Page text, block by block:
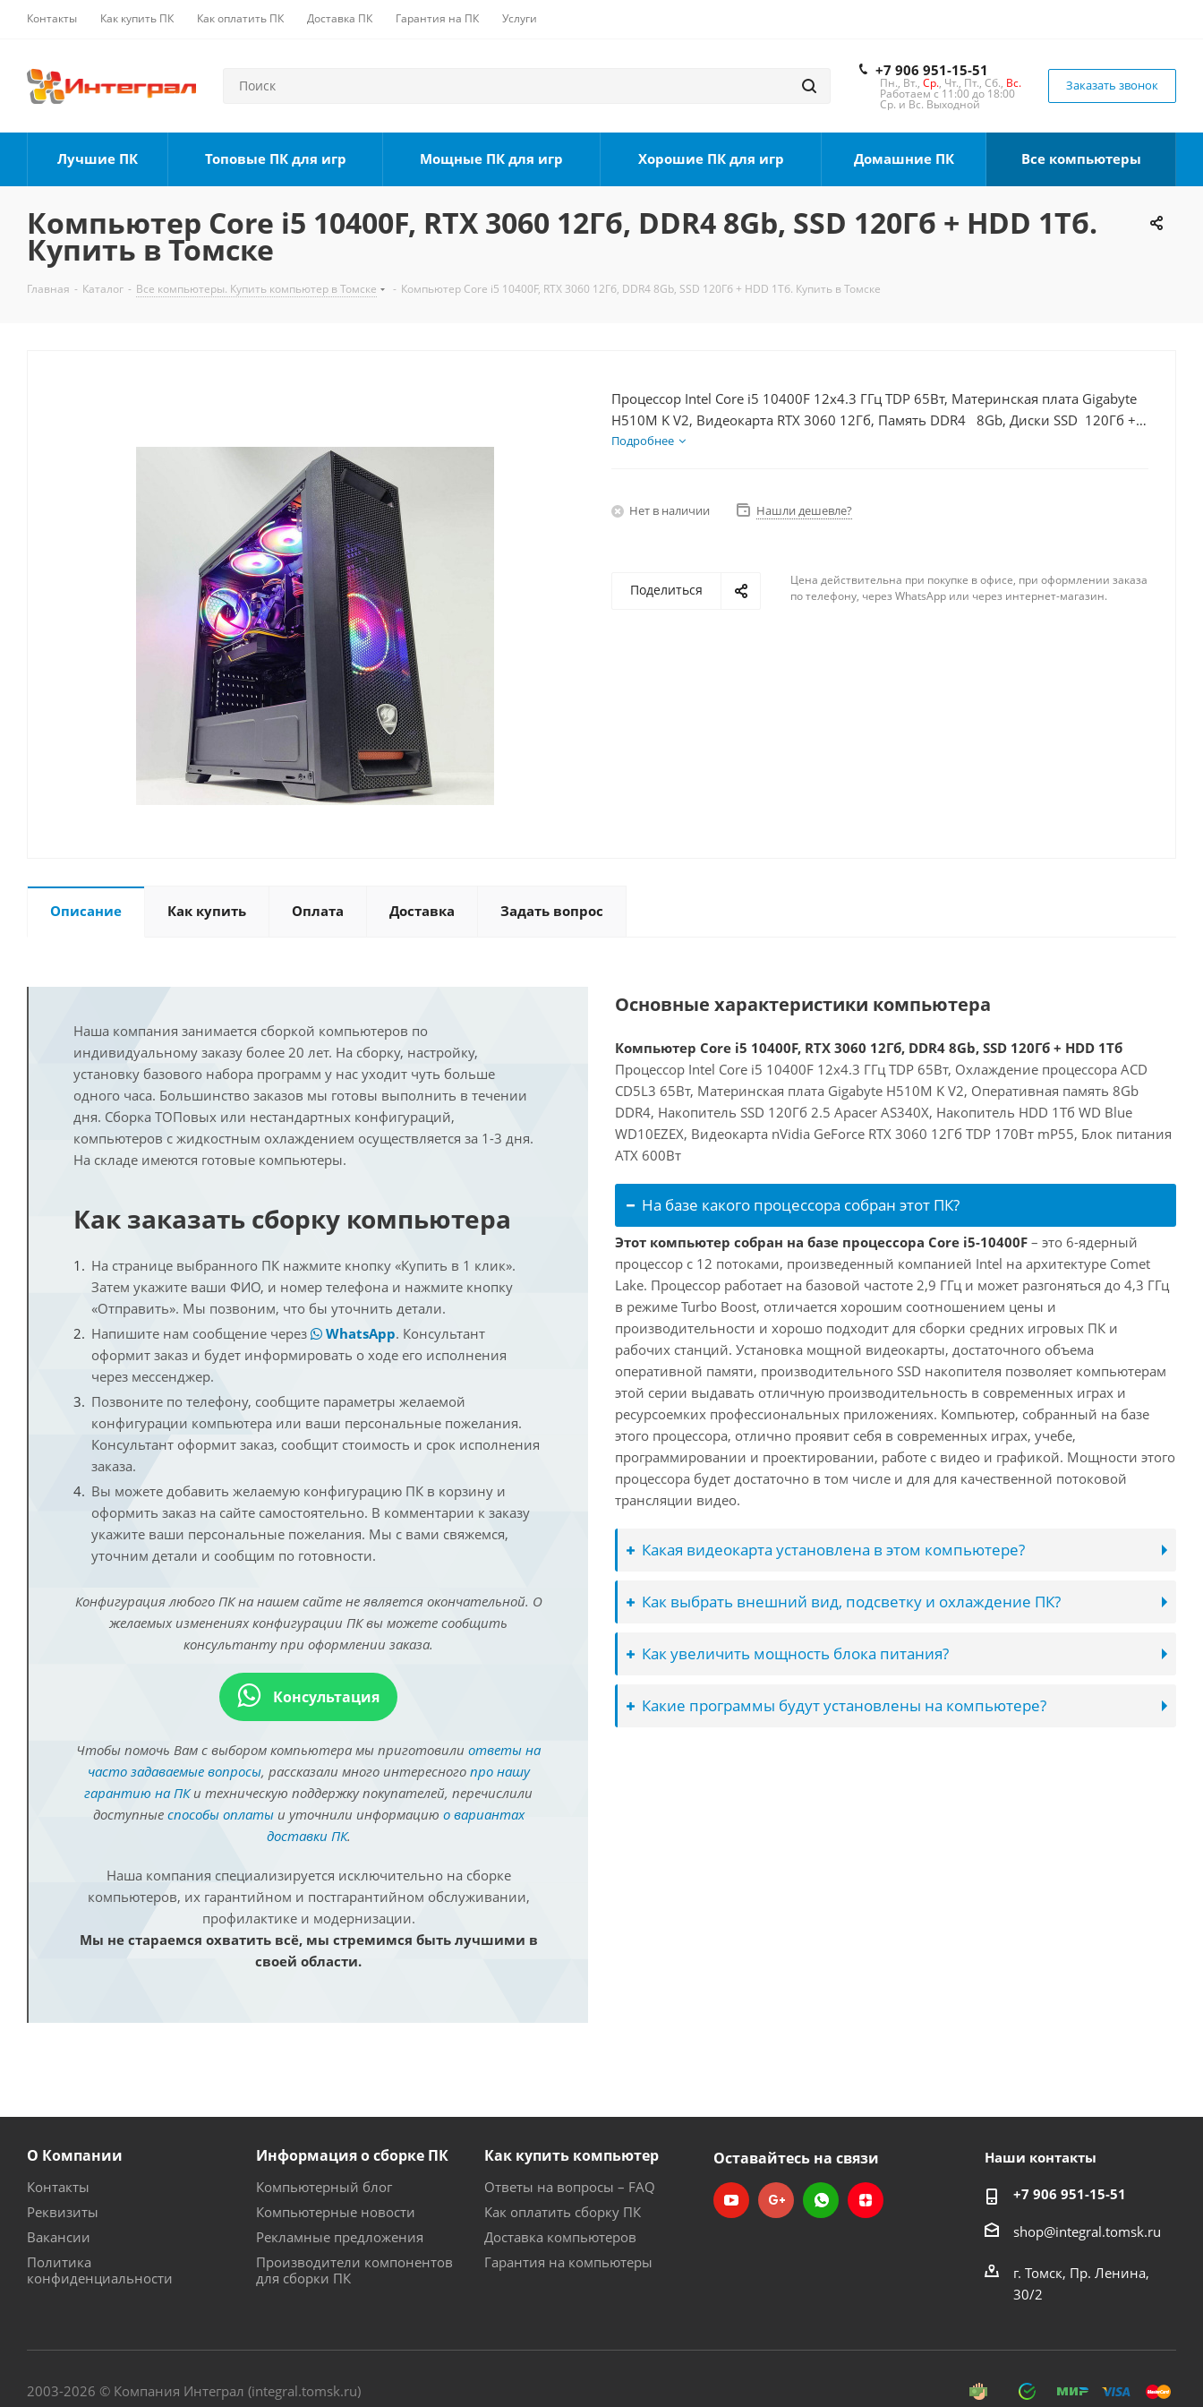
Контакты Как купить ПК Как оплатить ПК Доставка ПК Гарантия на ПК Услуги
+7 906 951-15-51
Пн., Вт., Ср., Чт., Пт., Сб., Вс.
Работаем с 11:00 до 18:00
Ср. и Вс. Выходной
Заказать звонок
Лучшие ПК Топовые ПК для игр Мощные ПК для игр Хорошие ПК для игр Домашние ПК Все компьютеры
Компьютер Core i5 10400F, RTX 3060 12Гб, DDR4 8Gb, SSD 120Гб + HDD 1Тб.
Купить в Томске
Главная - Каталог - Все компьютеры. Купить компьютер в Томске - Компьютер Core i5 10400F, RTX 3060 12Гб, DDR4 8Gb, SSD 120Гб + HDD 1Тб. Купить в Томске
Процессор Intel Core i5 10400F 12x4.3 ГГц TDP 65Вт, Материнская плата Gigabyte
H510M K V2, Видеокарта RTX 3060 12Гб, Память DDR4 8Gb, Диски SSD 120Гб +
HDD 1Тб, БП 600Вт
Подробнее
Нет в наличии Нашли дешевле?
Поделиться
Цена действительна при покупке в офисе, при оформлении заказа
по телефону, через WhatsApp или через интернет-магазин.
Описание Как купить Оплата Доставка Задать вопрос
Наша компания занимается сборкой компьютеров по
индивидуальному заказу более 20 лет. На сборку, настройку,
установку базового набора программ у нас уходит чуть больше
одного часа. Большинство заказов мы готовы выполнить в течении
дня. Сборка ТОПовых или нестандартных конфигураций,
компьютеров с жидкостным охлаждением осуществляется за 1-3 дня.
На складе имеются готовые компьютеры.
Как заказать сборку компьютера
На странице выбранного ПК нажмите кнопку «Купить в 1 клик».
Затем укажите ваши ФИО, и номер телефона и нажмите кнопку
«Отправить». Мы позвоним, что бы уточнить детали.
Напишите нам сообщение через
WhatsApp. Консультант
оформит заказ и будет информировать о ходе его исполнения
через мессенджер.
Позвоните по телефону, сообщите параметры желаемой
конфигурации компьютера или ваши персональные пожелания.
Консультант оформит заказ, сообщит стоимость и срок исполнения
заказа.
Вы можете добавить желаемую конфигурацию ПК в корзину и
оформить заказ на сайте самостоятельно. В комментарии к заказу
укажите ваши персональные пожелания. Мы с вами свяжемся,
уточним детали и сообщим по готовности.
Конфигурация любого ПК на нашем сайте не является окончательной. О
желаемых изменениях конфигурации ПК вы можете сообщить
консультанту при оформлении заказа.
Консультация
Чтобы помочь Вам с выбором компьютера мы приготовили ответы на
часто задаваемые вопросы, рассказали много интересного про нашу
гарантию на ПКи техническую поддержку покупателей, перечислили
доступные способы оплатыи уточнили информацию о вариантах
доставки ПК.
Наша компания специализируется исключительно на сборке
компьютеров, их гарантийном и постгарантийном обслуживании,
профилактике и модернизации.
Мы не стараемся охватить всё, мы стремимся быть лучшими в
своей области.
Основные характеристики компьютера
Компьютер Core i5 10400F, RTX 3060 12Гб, DDR4 8Gb, SSD 120Гб + HDD 1Тб
Процессор Intel Core i5 10400F 12x4.3 ГГц TDP 65Вт, Охлаждение процессора ACD
CD5L3 65Вт, Материнская плата Gigabyte H510M K V2, Оперативная память 8Gb
DDR4, Накопитель SSD 120Гб 2.5 Apacer AS340X, Накопитель HDD 1Тб WD Blue
WD10EZEX, Видеокарта nVidia GeForce RTX 3060 12Гб TDP 170Вт mP55, Блок питания
ATX 600Вт
На базе какого процессора собран этот ПК?
Этот компьютер собран на базе процессора Core i5-10400F – это 6-ядерный
процессор с 12 потоками, произведенный компанией Intel на архитектуре Comet
Lake. Процессор работает на базовой частоте 2,9 ГГц и может разгоняться до 4,3 ГГц
в режиме Turbo Boost, отличается хорошим соотношением цены и
производительности и хорошо подходит для сборки средних игровых ПК и
рабочих станций. Установка мощной видеокарты, достаточного объема
оперативной памяти, производительного SSD накопителя позволяет компьютерам
этой серии выдавать отличную производительность в современных играх и
ресурсоемких профессиональных приложениях. Компьютер, собранный на базе
этого процессора, отлично проявит себя в современных играх, учебе,
программировании и проектировании, работе с видео и графикой. Мощности этого
процессора будет достаточно в том числе и для для качественной потоковой
трансляции видео.
Какая видеокарта установлена в этом компьютере?
Как выбрать внешний вид, подсветку и охлаждение ПК?
Как увеличить мощность блока питания?
Какие программы будут установлены на компьютере?
О Компании
Контакты
Реквизиты
Вакансии
Политика
конфиденциальности
Информация о сборке ПК
Компьютерный блог
Компьютерные новости
Рекламные предложения
Производители компонентов
для сборки ПК
Как купить компьютер
Ответы на вопросы – FAQ
Как оплатить сборку ПК
Доставка компьютеров
Гарантия на компьютеры
Оставайтесь на связи Наши контакты
+7 906 951-15-51
shop@integral.tomsk.ru
г. Томск, Пр. Ленина,
30/2
2003-2026 © Компания Интеграл (integral.tomsk.ru)